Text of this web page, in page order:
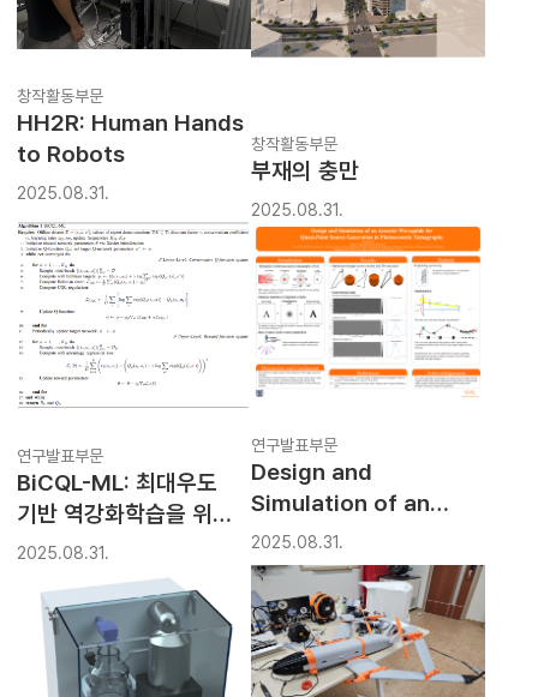
창작활동부문
HH2R: Human Hands
to Robots
2025.08.31.
창작활동부문
부재의 충만
2025.08.31.
연구발표부문
BiCQL-ML: 최대우도
기반 역강화학습을 위한
보수적 Q-러닝
2025.08.31.
연구발표부문
Design and
Simulation of an
Acoustic Waveguide
for Quasi-Point
Source Generation in
Photoacoustic
Tomography
2025.08.31.